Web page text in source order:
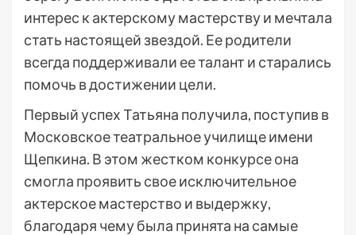
интерес к актерскому мастерству и мечтала
стать настоящей звездой. Ее родители
всегда поддерживали ее талант и старались
помочь в достижении цели.
Первый успех Татьяна получила, поступив в
Московское театральное училище имени
Щепкина. В этом жестком конкурсе она
смогла проявить свое исключительное
актерское мастерство и выдержку,
благодаря чему была принята на самые